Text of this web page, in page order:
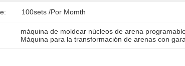
100sets /por Momth
máquina de moldear núcleos de arena
Máquina para la transformación de arenas con